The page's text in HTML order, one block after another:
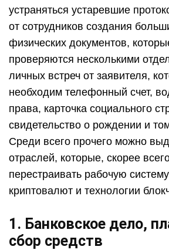
устраняться устаревшие
от сотрудников создания
физических документов,
проверяются несколькими
личных встреч от заявителя,
необходим телефонный счет,
права, карточка социального
свидетельство о рождении и
Среди всего прочего можно
отраслей, которые, скорее
перестраивать рабочую
криптовалют и технологии
1. Банковское дело,
сбор средств